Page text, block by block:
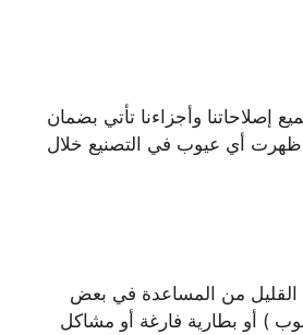
إصلاحاتنا وأجزاءنا تأتي بضمان
، إذا ظهرت أي عيوب في التصنيع خلال
القليل من المساعدة في بعض
) أو بطارية فارغة أو مشاكل